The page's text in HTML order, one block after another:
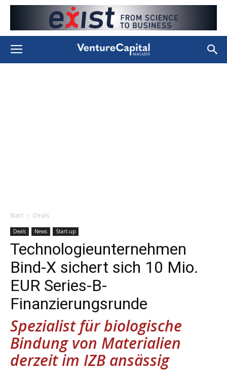
Start Deals
Deals News Start-up
Technologieunternehmen
Bind-X sichert sich 10 Mio.
EUR Series-B-
Finanzierungsrunde
Spezialist für biologische
Bindung von Materialien
derzeit im IZB ansässig